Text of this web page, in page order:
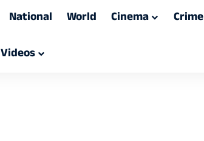
National World Cinema Crime
Videos